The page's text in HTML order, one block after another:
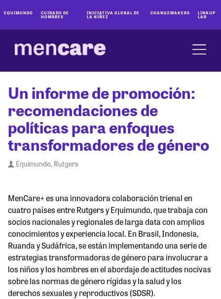
EQUIMUNDO CUIDADO DE
HOMBRES
INICIATIVA GLOBAL DE
LA NIÑEZ
CHANGEMAKERS LINKUP
LAB
Un informe de promoción:
recomendaciones de
políticas para enfoques
transformadores de género
Equimundo, Rutgers
MenCare+ es una innovadora colaboración trienal en
cuatro países entre Rutgers y Equimundo, que trabaja con
socios nacionales y regionales de larga data con amplios
conocimientos y experiencia local. En Brasil, Indonesia,
Ruanda y Sudáfrica, se están implementando una serie de
estrategias transformadoras de género para involucrar a
los niños y los hombres en el abordaje de actitudes nocivas
sobre las normas de género rígidas y la salud y los
derechos sexuales y reproductivos (SDSR).